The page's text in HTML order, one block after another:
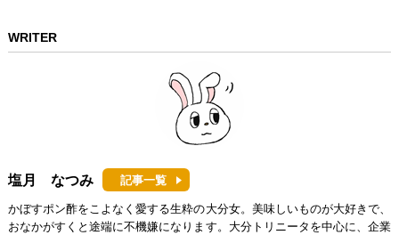
WRITER
塩月 なつみ 記事一覧
かぼすポン酢をこよなく愛する生粋の大分女。美味しいものが大好きで、
おなかがすくと途端に不機嫌になります。大分トリニータを中心に、企業